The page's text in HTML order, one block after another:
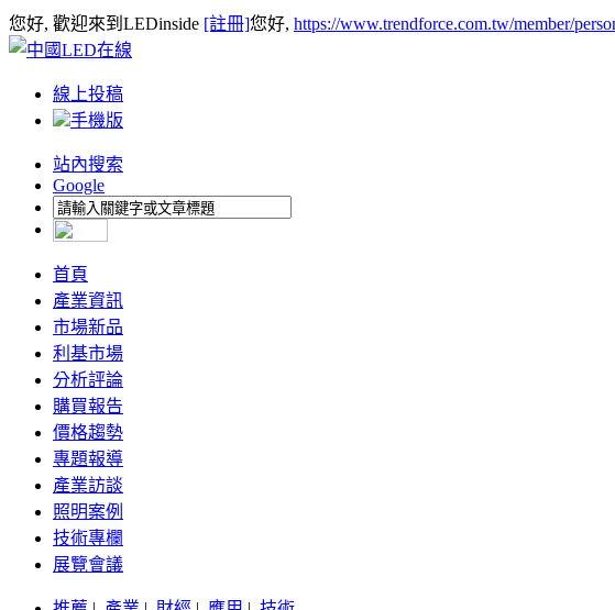
您好, 歡迎來到LEDinside [註冊]您好, https://www.trendforce.com.tw/member/
線上投稿
手機版
站內搜索
Google
首頁
產業資訊
市場新品
利基市場
分析評論
購買報告
價格趨勢
專題報導
產業訪談
照明案例
技術專欄
展覽會議